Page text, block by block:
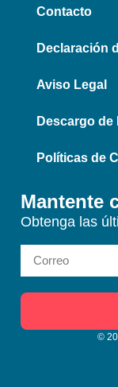
Contacto
Declaración
Aviso Legal
Descargo de
Políticas de
Mantente
Obtenga las
©